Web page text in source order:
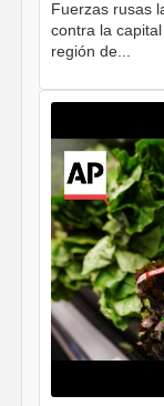
Fuerzas rusas
contra la
región de...